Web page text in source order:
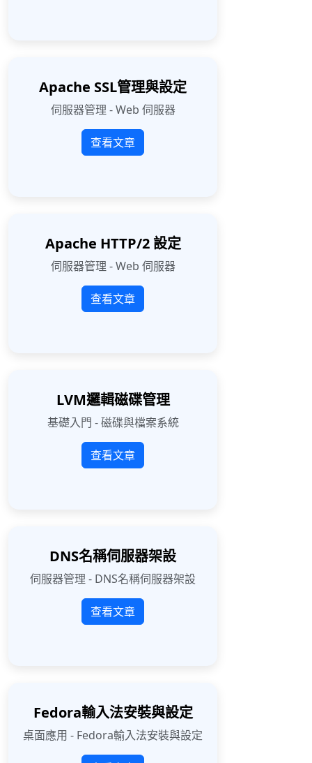
Apache SSL管理與設定
伺服器管理 - Web 伺服器
查看文章
Apache HTTP/2 設定
伺服器管理 - Web 伺服器
查看文章
LVM邏輯磁碟管理
基礎入門 - 磁碟與檔案系統
查看文章
DNS名稱伺服器架設
伺服器管理 - DNS名稱伺服器架設
查看文章
Fedora輸入法安裝與設定
桌面應用 - Fedora輸入法安裝與設定